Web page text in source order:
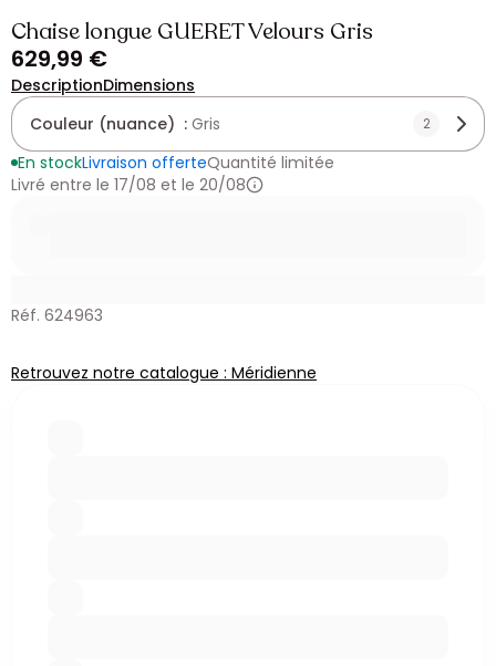
Chaise longue GUERET Velours Gris
629,99 €
DescriptionDimensions
Couleur (nuance) : Gris 2
En stockLivraison offerteQuantité limitée
Livré entre le 17/08 et le 20/08
Réf. 624963
Retrouvez notre catalogue : Méridienne